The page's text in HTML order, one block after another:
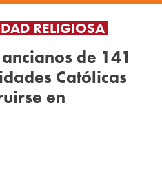
RELIGIOSA
de 141
Católicas
en